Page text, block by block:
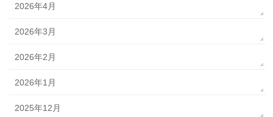
2026年4月
2026年3月
2026年2月
2026年1月
2025年12月